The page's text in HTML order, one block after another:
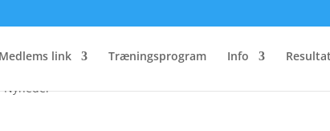
Medlems link Træningsprogram Info
maj 2017
Nyheder